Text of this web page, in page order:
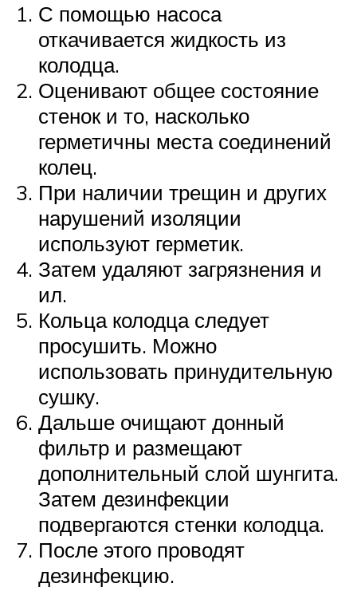
С помощью насоса
откачивается жидкость из
колодца.
Оценивают общее состояние
стенок и то, насколько
герметичны места соединений
колец.
При наличии трещин и других
нарушений изоляции
используют герметик.
Затем удаляют загрязнения и
ил.
Кольца колодца следует
просушить. Можно
использовать принудительную
сушку.
Дальше очищают донный
фильтр и размещают
дополнительный слой шунгита.
Затем дезинфекции
подвергаются стенки колодца.
После этого проводят
дезинфекцию.